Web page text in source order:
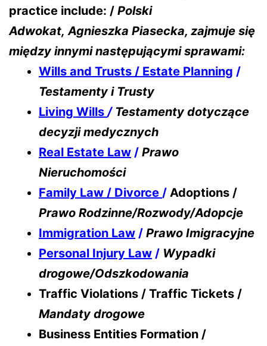
practice include: / Polski
Adwokat, Agnieszka Piasecka, zajmuje się
między innymi następującymi sprawami:
Wills and Trusts / Estate Planning /
Testamenty i Trusty
Living Wills /Testamenty dotyczące
decyzji medycznych
Real Estate Law / Prawo
Nieruchomości
Family Law / Divorce / Adoptions /
Prawo Rodzinne/Rozwody/Adopcje
Immigration Law / Prawo Imigracyjne
Personal Injury Law / Wypadki
drogowe/Odszkodowania
Traffic Violations / Traffic Tickets /
Mandaty drogowe
Business Entities Formation /